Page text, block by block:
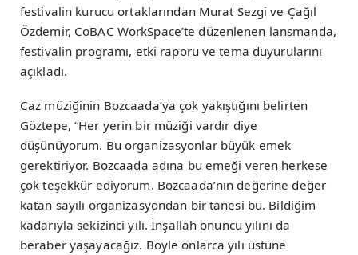
festivalin kurucu ortaklarından Murat Sezgi ve Çağıl
Özdemir, CoBAC WorkSpace’te düzenlenen lansmanda,
festivalin programı, etki raporu ve tema duyurularını
açıkladı.
Caz müziğinin Bozcaada’ya çok yakıştığını belirten
Göztepe, “Her yerin bir müziği vardır diye
düşünüyorum. Bu organizasyonlar büyük emek
gerektiriyor. Bozcaada adına bu emeği veren herkese
çok teşekkür ediyorum. Bozcaada’nın değerine değer
katan sayılı organizasyondan bir tanesi bu. Bildiğim
kadarıyla sekizinci yılı. İnşallah onuncu yılını da
beraber yaşayacağız. Böyle onlarca yılı üstüne